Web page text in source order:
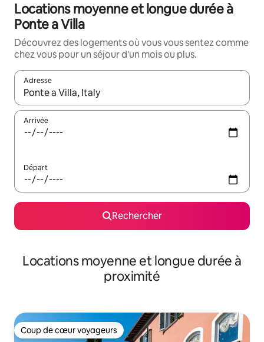
Locations moyenne et longue durée à
Ponte a Villa
Découvrez des logements où vous vous sentez comme
chez vous pour un séjour d'un mois ou plus.
Adresse
Lorsque les résultats s'affichent, utilisez les flèches vers le
Arrivée
Départ
Rechercher
Locations moyenne et longue durée à
proximité
Coup de cœur voyageurs
Coup de cœur voyageurs